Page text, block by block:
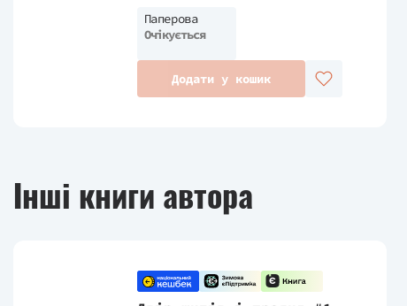
Паперова
Очікується
Додати у кошик
Інші книги автора